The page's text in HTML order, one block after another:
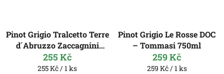
Pinot Grigio Tralcetto Terre
d´Abruzzo Zaccagnini
750ml
255 Kč
Měrná
255 Kč / 1 ks
Pinot Grigio Le Rosse DOC
– Tommasi 750ml
259 Kč
Měrná
259 Kč / 1 ks